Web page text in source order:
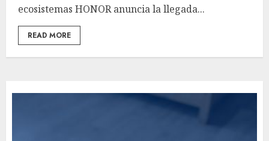
ecosistemas HONOR anuncia la llegada...
READ MORE